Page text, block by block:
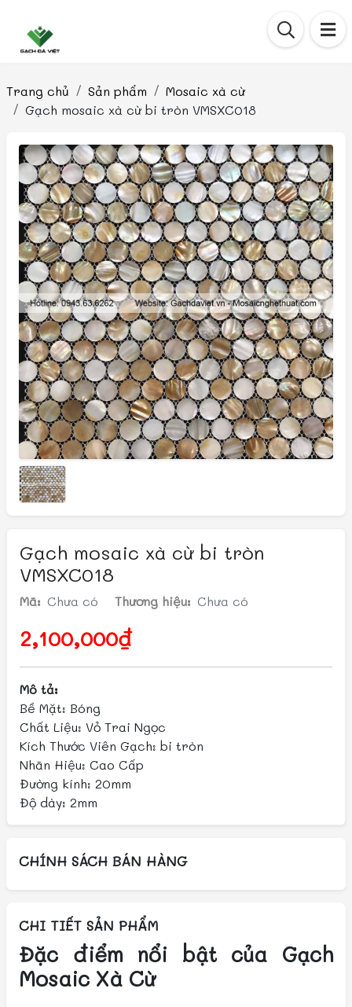
Trang chủ Sản phẩm
Mosaic xà cừ
Gạch mosaic xà cừ bi tròn VMSXC018
Gạch mosaic xà cừ bi tròn
VMSXC018
Mã: Chưa có Thương hiệu: Chưa có
2,100,000₫
Mô tả:
Bề Mặt: Bóng
Chất Liệu: Vỏ Trai Ngọc
Kích Thước Viên Gạch: bi tròn
Nhãn Hiệu: Cao Cấp
Đường kính: 20mm
Độ dày: 2mm
CHÍNH SÁCH BÁN HÀNG
CHI TIẾT SẢN PHẨM
Đặc điểm nổi bật của Gạch
Mosaic Xà Cừ